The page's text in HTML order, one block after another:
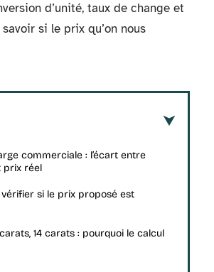
d’unité, taux de change et
si le prix qu’on nous
commerciale : l’écart entre
prix réel
si le prix proposé est
14 carats : pourquoi le calcul